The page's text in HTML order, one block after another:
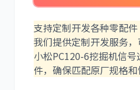
大宇
支持定制开发各种零配件
我们提供定制开发服务
小松PC120-6挖掘机信
件，确保匹配原厂规格和